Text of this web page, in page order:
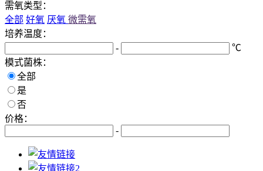
需氧类型：
全部 好氧 厌氧 微需氧
培养温度：
-
℃
模式菌株：
全部
是
否
价格：
-